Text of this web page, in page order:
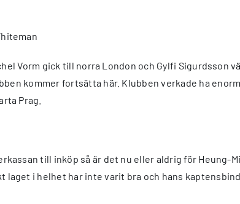
Vorm gick till norra London och Gylfi Sigurdsson
kommer fortsätta här. Klubben verkade ha
Prag.
till inköp så är det nu eller aldrig för Heung-
laget i helhet har inte varit bra och hans